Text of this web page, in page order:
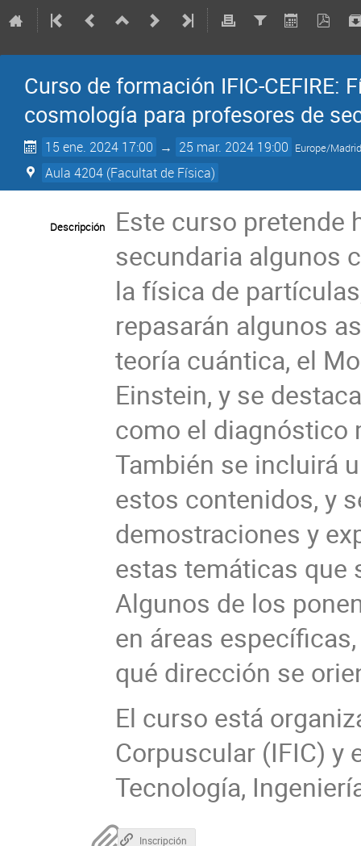
Curso de formación IFIC-
cosmología para profesores de
15 ene. 2024 17:00 → 25 mar. 2024 19:00 Europe/
Aula 4204 (Facultat de Física)
Descripción
Este curso pretende
secundaria algunos
la física de
repasarán algunos
teoría cuántica, el
Einstein, y se
como el diagnóstico
También se incluirá
estos contenidos, y
demostraciones y
estas temáticas que
Algunos de los
en áreas
qué dirección se
El curso está
Corpuscular (IFIC) y
Tecnología,
Inscripción